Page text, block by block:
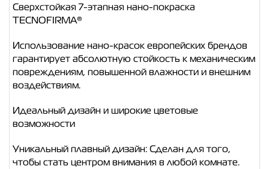
Сверхстойкая 7-этапная нано-покраска
TECNOFIRMA®
Использование нано-красок европейских брендов
гарантирует абсолютную стойкость к механическим
повреждениям, повышенной влажности и внешним
воздействиям.
Идеальный дизайн и широкие цветовые
возможности
Уникальный плавный дизайн: Сделан для того,
чтобы стать центром внимания в любой комнате.